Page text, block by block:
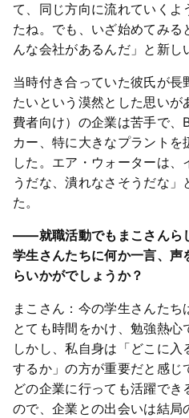
て、同じ方向に流れていくよ
たね。でも、いざ始めてみる
んな会社があるんだ」と新し
当時付き合っていた彼氏が長
たいという漠然とした思い
費者向け）の企業は苦手で、
カー、特に大きなプラントを
した。エア・ウォーターは
うだな、潰れなさそうだな」
た。
――就職活動でもまこさんら
学生さんたちに何か一言、声
らいかがでしょうか？
まこさん：今の学生さんた
とても時間をかけ、勉強熱心
しかし、私自身は「どこに入
するか」の方が重要だと感じ
どの企業に行っても活躍でき
ので、企業との出会いは結局